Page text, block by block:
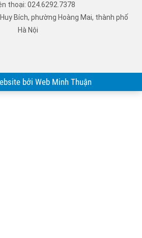
thoại: 024.6292.7378
Bích, phường Hoàng Mai, thành phố
Hà Nội
bởi Web Minh Thuận